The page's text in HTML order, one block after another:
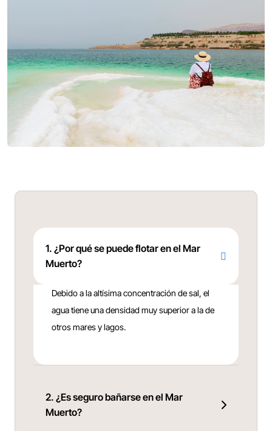
1. ¿Por qué se puede flotar en el Mar
Muerto?
Debido a la altísima concentración de sal, el
agua tiene una densidad muy superior a la de
otros mares y lagos.
2. ¿Es seguro bañarse en el Mar
Muerto?